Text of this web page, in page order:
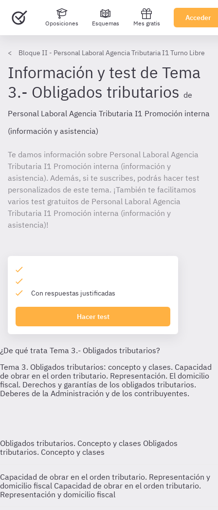
Oposiciones Esquemas Mes gratis
Acceder
Bloque II - Personal Laboral Agencia Tributaria I1 Turno Libre
Información y test de Tema
3.- Obligados tributarios de
Personal Laboral Agencia Tributaria I1 Promoción interna
(información y asistencia)
Te damos información sobre Personal Laboral Agencia
Tributaria I1 Promoción interna (información y
asistencia). Además, si te suscribes, podrás hacer test
personalizados de este tema. ¡También te facilitamos
varios test gratuitos de Personal Laboral Agencia
Tributaria I1 Promoción interna (información y
asistencia)!
Con respuestas justificadas
Hacer test
Obligados tributarios. Concepto y clases Obligados
tributarios. Concepto y clases
Capacidad de obrar en el orden tributario. Representación y
domicilio fiscal Capacidad de obrar en el orden tributario.
Representación y domicilio fiscal